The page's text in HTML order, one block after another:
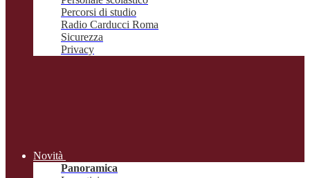
Percorsi di studio
Radio Carducci Roma
Sicurezza
Privacy
Novità
Panoramica